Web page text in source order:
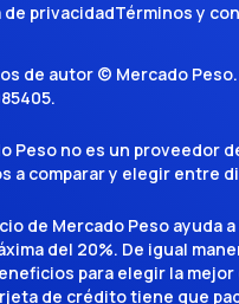
privacidadTérminos y
de autor © Mercado Peso
.
Peso no es un proveedor
a comparar y elegir entre
de Mercado Peso ayuda
del 20%. De igual
para elegir la
de crédito tiene que